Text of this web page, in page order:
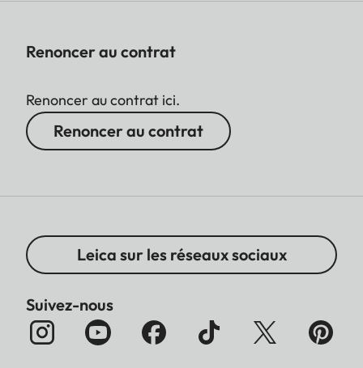
Renoncer au contrat
Renoncer au contrat ici.
Renoncer au contrat
Leica sur les réseaux sociaux
Suivez-nous